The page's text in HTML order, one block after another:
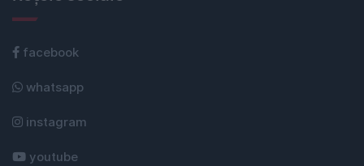
facebook
whatsapp
instagram
youtube